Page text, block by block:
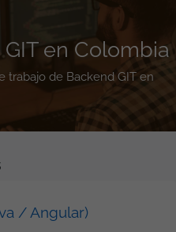
en Colombia
trabajo de Backend GIT en
/ Angular)